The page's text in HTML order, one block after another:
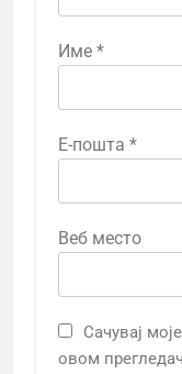
Име *
Е-пошта *
Веб место
Сачувај
овом